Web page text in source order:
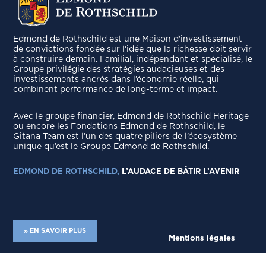
Edmond de Rothschild est une Maison d'investissement
de convictions fondée sur l'idée que la richesse doit servir
à construire demain. Familial, indépendant et spécialisé, le
Groupe privilégie des stratégies audacieuses et des
investissements ancrés dans l’économie réelle, qui
combinent performance de long-terme et impact.
Avec le groupe ﬁnancier, Edmond de Rothschild Heritage
ou encore les Fondations Edmond de Rothschild, le
Gitana Team est l’un des quatre piliers de l’écosystème
unique qu’est le Groupe Edmond de Rothschild.
EDMOND DE ROTHSCHILD, L’AUDACE DE BÂTIR L’AVENIR
» EN SAVOIR PLUS
Mentions légales